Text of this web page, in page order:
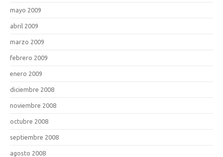
mayo 2009
abril 2009
marzo 2009
febrero 2009
enero 2009
diciembre 2008
noviembre 2008
octubre 2008
septiembre 2008
agosto 2008